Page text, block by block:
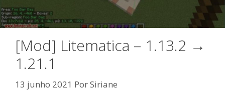
[Mod] Litematica – 1.13.2 →
1.21.1
13 junho 2021 PorSiriane